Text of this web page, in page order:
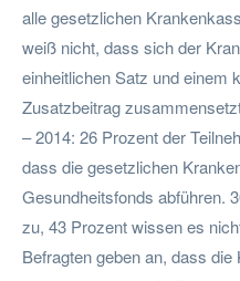
alle gesetzlichen
weiß nicht, dass sich der
einheitlichen Satz und einem
Zusatzbeitrag
– 2014: 26 Prozent der
dass die gesetzlichen
Gesundheitsfonds abführen.
zu, 43 Prozent wissen es
Befragten geben an, dass